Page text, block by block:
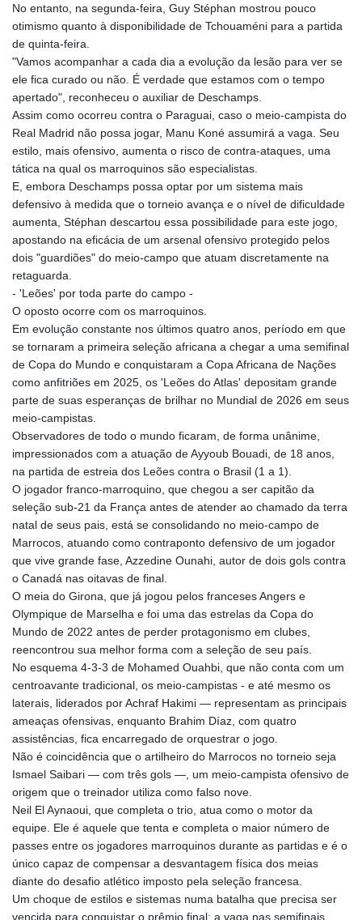
LRD 208.057415
LVL 0.699335
LYD 7.331909
MAD 10.743067
MDL 20.044751
MMK 2427.596601
MNT 4159.0218
MOP 9.314584
MRU 46.338424
MUR 54.419742
MVR 17.862733
MZN 73.882892
NAD 18.726567
NGN 1577.963717
NZD 1.961547
OMR 0.442445
PEN 3.903651
PKR 320.014324
PLN 4.299905
QAR 4.213648
RSD 117.338542
RUB 94.679224
RWF 1694.978938
SAR 4.345489
SBD 9.325039
SCR 16.705092
SDG 694.263698
SGD 1.477661
SOS 658.791814
SRD 43.778814
STD 23929.673396
STN 24.499696
SVC 10.085875
No entanto, na segunda-feira, Guy Stéphan mostrou pouco
otimismo quanto à disponibilidade de Tchouaméni para a partida
de quinta-feira.
"Vamos acompanhar a cada dia a evolução da lesão para ver se
ele fica curado ou não. É verdade que estamos com o tempo
apertado", reconheceu o auxiliar de Deschamps.
Assim como ocorreu contra o Paraguai, caso o meio-campista do
Real Madrid não possa jogar, Manu Koné assumirá a vaga. Seu
estilo, mais ofensivo, aumenta o risco de contra-ataques, uma
tática na qual os marroquinos são especialistas.
E, embora Deschamps possa optar por um sistema mais
defensivo à medida que o torneio avança e o nível de dificuldade
aumenta, Stéphan descartou essa possibilidade para este jogo,
apostando na eficácia de um arsenal ofensivo protegido pelos
dois "guardiões" do meio-campo que atuam discretamente na
retaguarda.
- 'Leões' por toda parte do campo -
O oposto ocorre com os marroquinos.
Em evolução constante nos últimos quatro anos, período em que
se tornaram a primeira seleção africana a chegar a uma semifinal
de Copa do Mundo e conquistaram a Copa Africana de Nações
como anfitriões em 2025, os 'Leões do Atlas' depositam grande
parte de suas esperanças de brilhar no Mundial de 2026 em seus
meio-campistas.
Observadores de todo o mundo ficaram, de forma unânime,
impressionados com a atuação de Ayyoub Bouadi, de 18 anos,
na partida de estreia dos Leões contra o Brasil (1 a 1).
O jogador franco-marroquino, que chegou a ser capitão da
seleção sub-21 da França antes de atender ao chamado da terra
natal de seus pais, está se consolidando no meio-campo de
Marrocos, atuando como contraponto defensivo de um jogador
que vive grande fase, Azzedine Ounahi, autor de dois gols contra
o Canadá nas oitavas de final.
O meia do Girona, que já jogou pelos franceses Angers e
Olympique de Marselha e foi uma das estrelas da Copa do
Mundo de 2022 antes de perder protagonismo em clubes,
reencontrou sua melhor forma com a seleção de seu país.
No esquema 4-3-3 de Mohamed Ouahbi, que não conta com um
centroavante tradicional, os meio-campistas - e até mesmo os
laterais, liderados por Achraf Hakimi — representam as principais
ameaças ofensivas, enquanto Brahim Díaz, com quatro
assistências, fica encarregado de orquestrar o jogo.
Não é coincidência que o artilheiro do Marrocos no torneio seja
Ismael Saibari — com três gols —, um meio-campista ofensivo de
origem que o treinador utiliza como falso nove.
Neil El Aynaoui, que completa o trio, atua como o motor da
equipe. Ele é aquele que tenta e completa o maior número de
passes entre os jogadores marroquinos durante as partidas e é o
único capaz de compensar a desvantagem física dos meias
diante do desafio atlético imposto pela seleção francesa.
Um choque de estilos e sistemas numa batalha que precisa ser
vencida para conquistar o prêmio final: a vaga nas semifinais.